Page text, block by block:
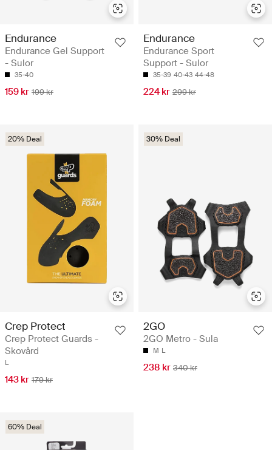
Endurance
Endurance Gel Support
- Sulor
35-40
159 kr 199 kr
Endurance
Endurance Sport
Support - Sulor
35-39 40-43 44-48
224 kr 299 kr
20% Deal
Crep Protect
Crep Protect Guards -
Skovård
L
143 kr 179 kr
30% Deal
2GO
2GO Metro - Sula
M L
238 kr 340 kr
60% Deal